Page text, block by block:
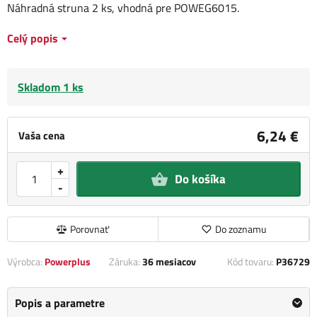
Vaša cena 6,24 €
-
+ Do košíka
Porovnať Do zoznamu
Náhradná struna 2 ks, vhodná pre POWEG6015.
Celý popis
Skladom 1 ks
Výrobca: Powerplus Záruka:36 mesiacov Kód tovaru: P36729
Popis a parametre